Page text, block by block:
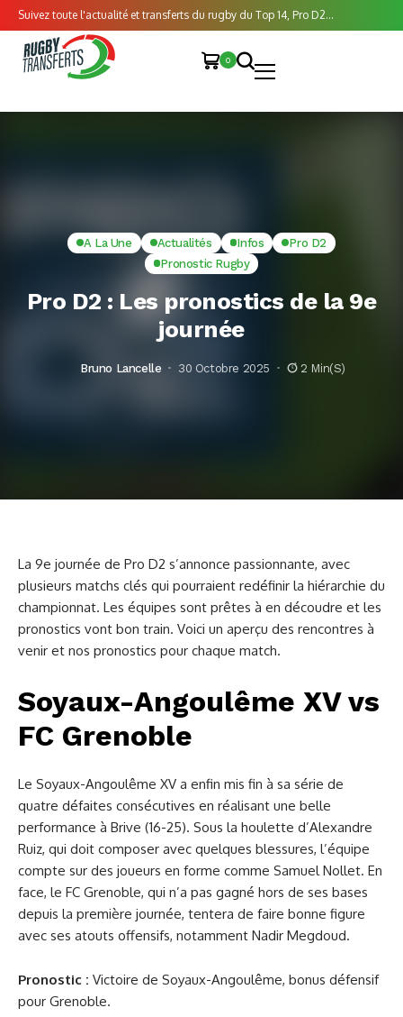
Suivez toute l'actualité et transferts du rugby du Top 14, Pro D2...
0
A La Une Actualités Infos
Pro D2
Pronostic Rugby
Pro D2 : Les pronostics de la 9e
journée
Bruno Lancelle 30 Octobre 2025 2 Min(s)
La 9e journée de Pro D2 s’annonce passionnante, avec
plusieurs matchs clés qui pourraient redéfinir la hiérarchie du
championnat. Les équipes sont prêtes à en découdre et les
pronostics vont bon train. Voici un aperçu des rencontres à
venir et nos pronostics pour chaque match.
Soyaux-Angoulême XV vs
FC Grenoble
Le Soyaux-Angoulême XV a enfin mis fin à sa série de
quatre défaites consécutives en réalisant une belle
performance à Brive (16-25). Sous la houlette d’Alexandre
Ruiz, qui doit composer avec quelques blessures, l’équipe
compte sur des joueurs en forme comme Samuel Nollet. En
face, le FC Grenoble, qui n’a pas gagné hors de ses bases
depuis la première journée, tentera de faire bonne figure
avec ses atouts offensifs, notamment Nadir Megdoud.
Pronostic : Victoire de Soyaux-Angoulême, bonus défensif
pour Grenoble.